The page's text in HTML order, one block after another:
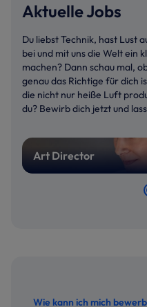
Aktuelle Jobs
Du liebst Technik, hast Lust
bei und mit uns die Welt ein
machen? Dann schau mal,
genau das Richtige für dich
die nicht nur heiße Luft
du? Bewirb dich jetzt und
Art Director
Wie kann ich mich